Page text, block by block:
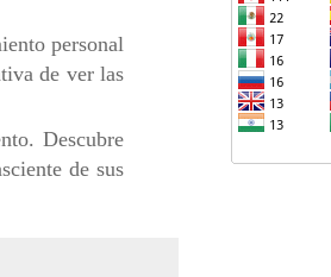
personal
de ver las
Descubre
de sus